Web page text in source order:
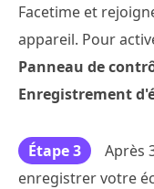
Facetime et
appareil. Pour
Panneau de
Enregistrement
Étape 3
Après
enregistrer votre